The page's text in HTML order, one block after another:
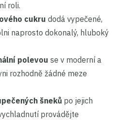
roli.
cukru dodá vypečené,
naprosto dokonalý, hluboký
polevou se v moderní a
rozhodně žádné meze
šneků po jejich
provádějte